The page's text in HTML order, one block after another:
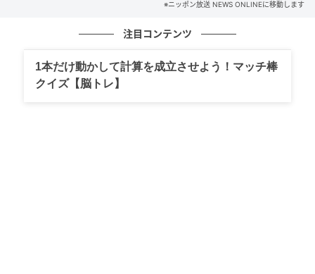
※ニッポン放送 NEWS ONLINEに移動します
注目コンテンツ
1本だけ動かして計算を成立させよう！マッチ棒
クイズ【脳トレ】